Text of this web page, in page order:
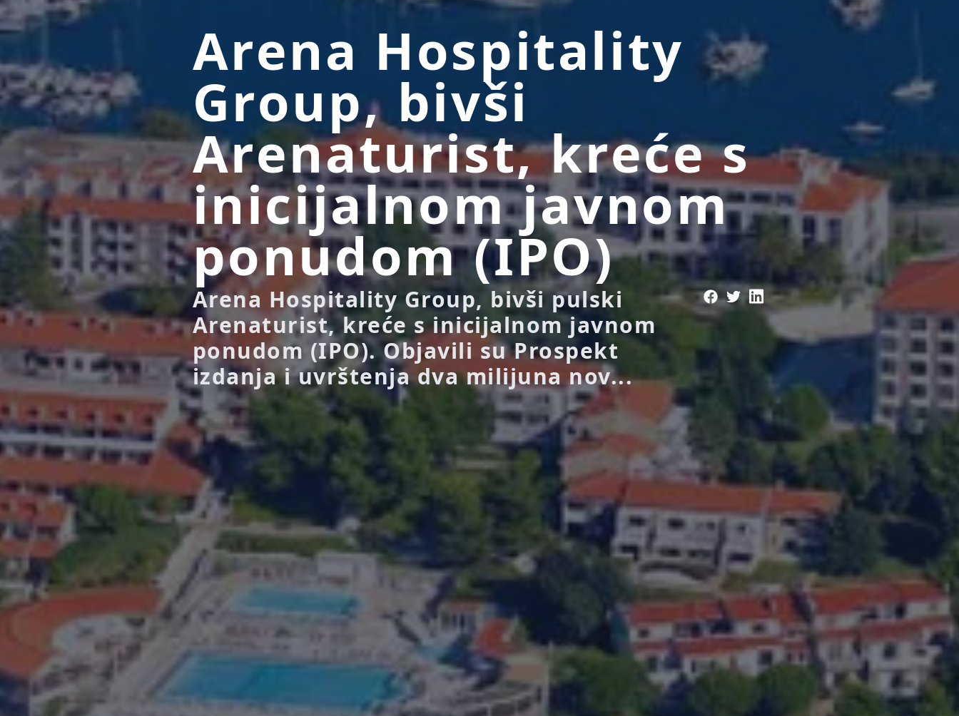
Arena Hospitality
Group, bivši
Arenaturist, kreće s
inicijalnom javnom
ponudom (IPO)
Arena Hospitality Group, bivši pulski
Arenaturist, kreće s inicijalnom javnom
ponudom (IPO). Objavili su Prospekt
izdanja i uvrštenja dva milijuna nov...